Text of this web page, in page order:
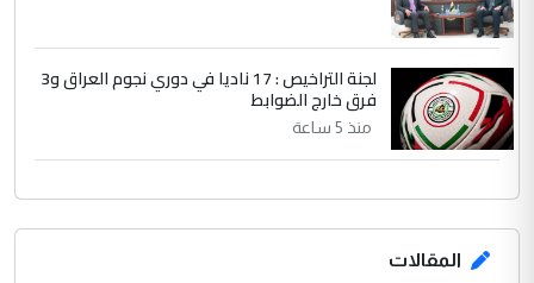
لجنة التراخيص : 17 ناديا في دوري نجوم العراق و3
فرق خارج الضوابط
منذ 5 ساعة
المقالات